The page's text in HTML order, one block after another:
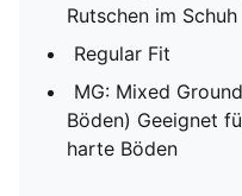
Rutschen im Schuh
Regular Fit
MG: Mixed
Böden) Geeignet
harte Böden